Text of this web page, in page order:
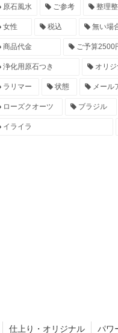
原石風水 ご参考 整理
女性 税込 無い場
商品代金 ご予算2500
浄化用原石つき オリジ
ラリマー 状態 メール
ローズクオーツ ブラジル
イライラ
仕上り・オリジナル パワ